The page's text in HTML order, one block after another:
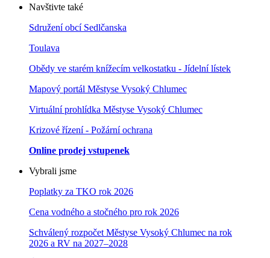
Navštivte také
Sdružení obcí Sedlčanska
Toulava
Obědy ve starém knížecím velkostatku - Jídelní lístek
Mapový portál Městyse Vysoký Chlumec
Virtuální prohlídka Městyse Vysoký Chlumec
Krizové řízení - Požární ochrana
Online prodej vstupenek
Vybrali jsme
Poplatky za TKO rok 2026
Cena vodného a stočného pro rok 2026
Schválený rozpočet Městyse Vysoký Chlumec na rok
2026 a RV na 2027–2028